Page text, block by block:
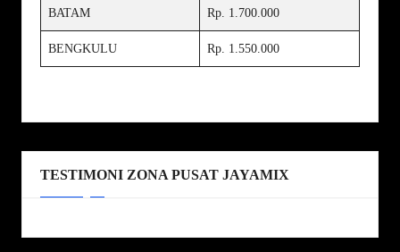
BATAM Rp. 1.700.000
BENGKULU Rp. 1.550.000
TESTIMONI ZONA PUSAT JAYAMIX